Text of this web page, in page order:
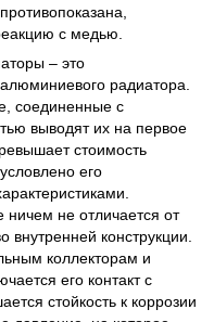
с медью.
– это
радиатора.
соединенные с
выводят их на первое
стоимость
его
не отличается от
конструкции.
коллекторам и
его контакт с
стойкость к коррозии